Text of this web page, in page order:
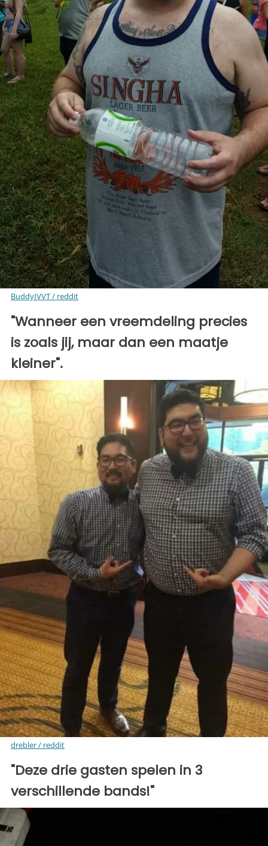
BuddyIVVT / reddit
"Wanneer een vreemdeling precies
is zoals jij, maar dan een maatje
kleiner".
drebler / reddit
"Deze drie gasten spelen in 3
verschillende bands!"